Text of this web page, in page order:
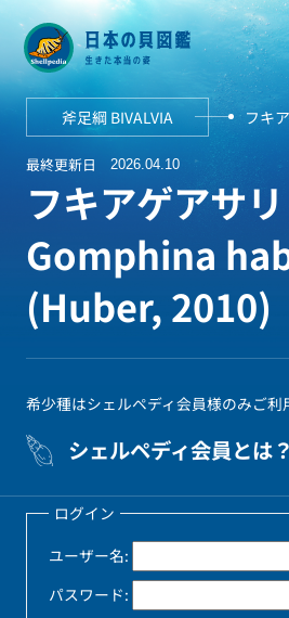
斧足綱 BIVALVIA フキ
最終更新日 2026.04.10
フキアゲアサ
Gomphina
(Huber, 2010)
希少種はシェルペディ会員様のみご利
シェルペディ会員とは？
ログイン
ユーザー名:
パスワード: